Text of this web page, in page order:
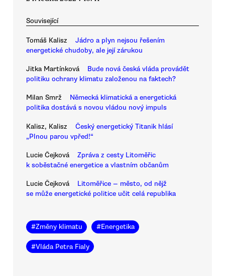
Související
Tomáš Kalisz
Jádro a plyn nejsou řešením
energetické chudoby, ale její zárukou
Jitka Martínková
Bude nová česká vláda provádět
politiku ochrany klimatu založenou na faktech?
Milan Smrž
Německá klimatická a energetická
politika dostává s novou vládou nový impuls
Kalisz, Kalisz
Český energetický Titanik hlásí
„Plnou parou vpřed!“
Lucie Čejková
Zpráva z cesty Litoměřic
k soběstačné energetice a vlastním občanům
Lucie Čejková
Litoměřice — město, od nějž
se může energetické politice učit celá republika
#Změny klimatu #Energetika
#Vláda Petra Fialy